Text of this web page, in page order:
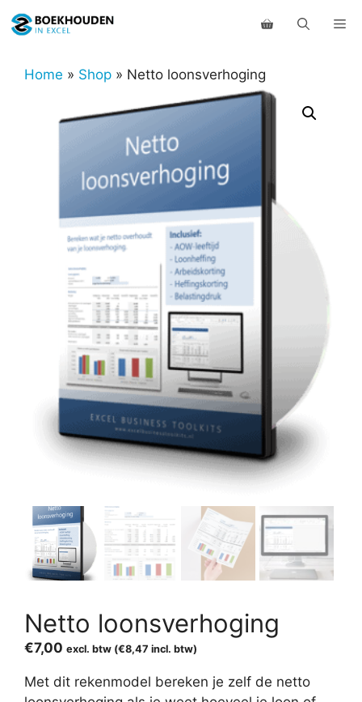
naar
inhoudHome » Shop » Netto loonsverhoging
Netto loonsverhoging
€7,00 excl. btw (€8,47 incl. btw)
Met dit rekenmodel bereken je zelf de netto